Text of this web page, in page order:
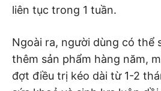
liên tục trong 1 tuần.
Ngoài ra, người dùng có thể
thêm sản phẩm hàng năm,
đợt điều trị kéo dài từ 1-2